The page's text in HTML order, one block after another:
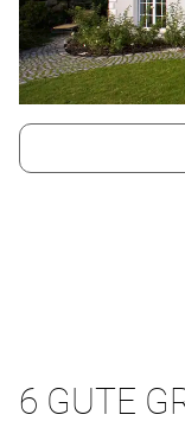
6 GUTE